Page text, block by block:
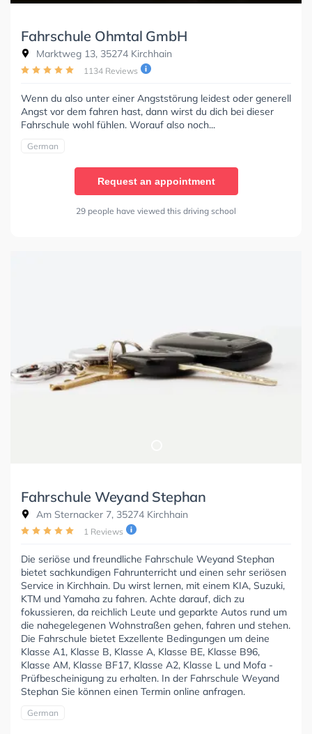
Fahrschule Ohmtal GmbH
Marktweg 13, 35274 Kirchhain
1134 Reviews
Wenn du also unter einer Angststörung leidest oder generell
Angst vor dem fahren hast, dann wirst du dich bei dieser
Fahrschule wohl fühlen. Worauf also noch...
German
Request an appointment
29 people have viewed this driving school
Fahrschule Weyand Stephan
Am Sternacker 7, 35274 Kirchhain
1 Reviews
Die seriöse und freundliche Fahrschule Weyand Stephan
bietet sachkundigen Fahrunterricht und einen sehr seriösen
Service in Kirchhain. Du wirst lernen, mit einem KIA, Suzuki,
KTM und Yamaha zu fahren. Achte darauf, dich zu
fokussieren, da reichlich Leute und geparkte Autos rund um
die nahegelegenen Wohnstraßen gehen, fahren und stehen.
Die Fahrschule bietet Exzellente Bedingungen um deine
Klasse A1, Klasse B, Klasse A, Klasse BE, Klasse B96,
Klasse AM, Klasse BF17, Klasse A2, Klasse L und Mofa -
Prüfbescheinigung zu erhalten. In der Fahrschule Weyand
Stephan Sie können einen Termin online anfragen.
German